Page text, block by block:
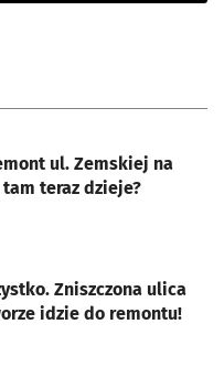
ul. Zemskiej na
teraz dzieje?
Zniszczona ulica
idzie do remontu!